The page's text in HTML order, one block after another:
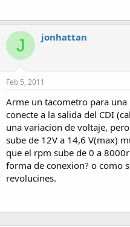
J jonhattan
Feb 5, 2011
Arme un tacometro para
conecte a la salida del CDI
una variacion de voltaje,
sube de 12V a 14,6 V(max)
que el rpm sube de 0 a
forma de conexion? o como
revolucines.